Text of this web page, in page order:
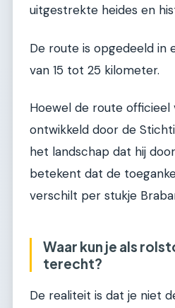
uitgestrekte heides en
De route is opgedeeld in
van 15 tot 25 kilometer.
Hoewel de route officieel
ontwikkeld door de
het landschap dat hij
betekent dat de
verschilt per stukje
Waar kun je als
terecht?
De realiteit is dat je niet